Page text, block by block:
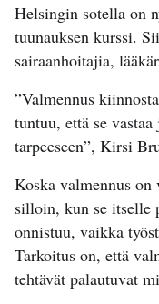
Helsingin sotella on
tuunauksen kurssi.
sairaanhoitajia,
”Valmennus
tuntuu, että se
tarpeeseen”, Kirsi
Koska valmennus on
silloin, kun se itselle
onnistuu, vaikka
Tarkoitus on, että
tehtävät palautuvat